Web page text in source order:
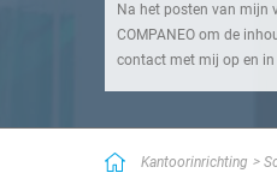
Na het posten van mijn
COMPANEO om de
contact met mij op en in
Een service die u
Kantoorinrichting